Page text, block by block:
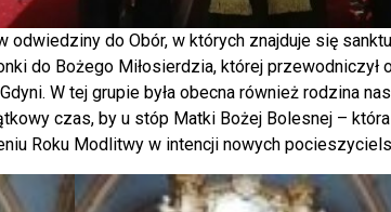
do Obór, w których znajduje się
do Bożego Miłosierdzia, której
W tej grupie była obecna również rodzina
czas, by u stóp Matki Bożej Bolesnej –
Roku Modlitwy w intencji nowych